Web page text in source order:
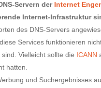
Servern der Internet
Internet-Infrastruktur
des DNS-Servers
Services funktionieren
Vielleicht sollte die ICANN
hatten.
und Suchergebnisses